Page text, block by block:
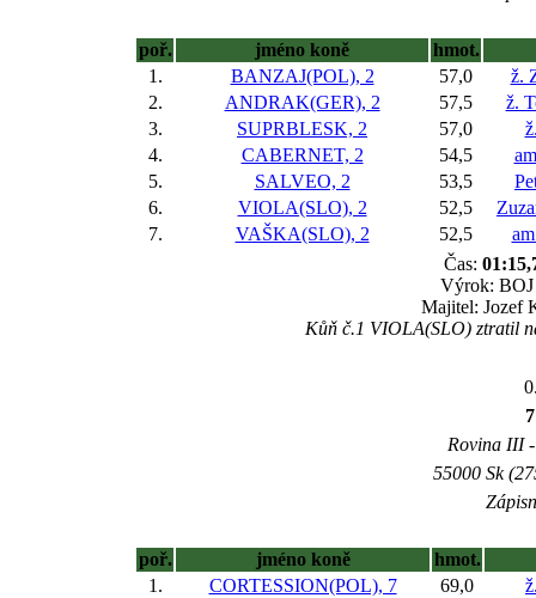
poř. jméno koně
hmot.
1.
BANZAJ(POL), 2 57,0
ž.
2.
ANDRAK(GER), 2 57,5
ž.
3.
SUPRBLESK, 2 57,0
4.
CABERNET, 2 54,5
5.
SALVEO, 2 53,5
6.
VIOLA(SLO), 2 52,5
7.
VAŠKA(SLO), 2 52,5
Čas:
Výrok: BOJ
Majitel: Jozef
Kůň č.1 VIOLA(SLO) ztratil
Rovina III
55000 Sk
poř. jméno koně
hmot.
1.
CORTESSION(POL), 7 69,0